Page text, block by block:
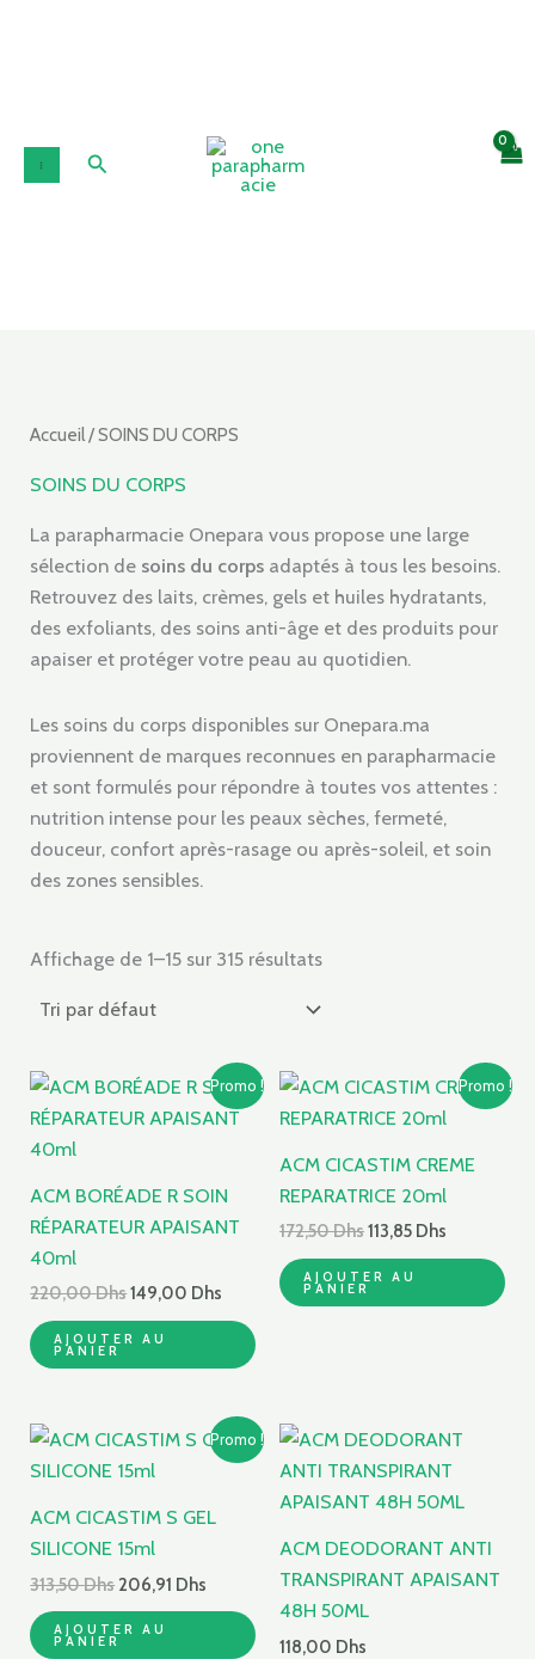
Rechercher
Accueil/ SOINS DU CORPS
SOINS DU CORPS
La parapharmacie Onepara vous propose une large
sélection de soins du corps adaptés à tous les besoins.
Retrouvez des laits, crèmes, gels et huiles hydratants,
des exfoliants, des soins anti-âge et des produits pour
apaiser et protéger votre peau au quotidien.
Les soins du corps disponibles sur Onepara.ma
proviennent de marques reconnues en parapharmacie
et sont formulés pour répondre à toutes vos attentes :
nutrition intense pour les peaux sèches, fermeté,
douceur, confort après-rasage ou après-soleil, et soin
des zones sensibles.
Affichage de 1–15 sur 315 résultats
Promo !
ACM BORÉADE R SOIN
RÉPARATEUR APAISANT
40ml
220,00Dhs
Le
initial
149,00 Dhs
Le
prix
actuel
149,00 Dhs.
AJOUTER AU
PANIER
Promo !
ACM CICASTIM CREME
REPARATRICE 20ml
172,50Dhs
Le
initial
172,50 Dhs.
113,85 Dhs
Le
prix
actuel
113,85 Dhs.
AJOUTER AU
PANIER
Promo !
ACM CICASTIM S GEL
SILICONE 15ml
313,50Dhs
Le
initial
313,50 Dhs.
206,91 Dhs
Le
prix
206,91 Dhs.
AJOUTER AU
PANIER
ACM DEODORANT ANTI
TRANSPIRANT APAISANT
48H 50ML
118,00 Dhs